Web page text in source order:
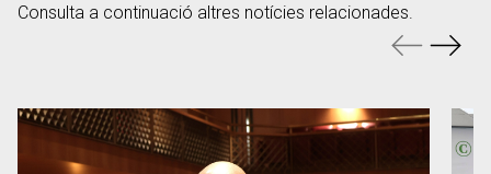
Consulta a continuació altres notícies relacionades.